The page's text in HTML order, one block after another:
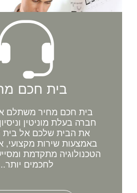
בית חכם
בית חכם מחיר משתלם
חברה בעלת מוניטין
את הבית שלכם אל בית
באמצעות שירות מקצועי,
הטכנולוגיה מתקדמת
לחכמים